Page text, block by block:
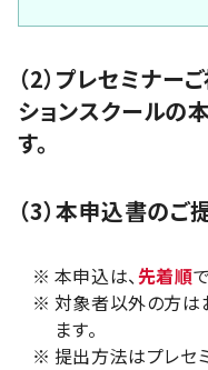
（2）プレセミナー
ションスクールの
す。
（3）本申込書のご
※ 本申込は、先着順
※ 対象者以外の方は
ます。
※ 提出方法はプレセ